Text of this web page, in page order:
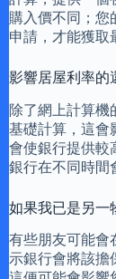
購入價不同；您
申請，才能獲取
影響居屋利率的
除了網上計算機
基礎計算，這會
會使銀行提供較
銀行在不同時間
如果我已是另一
有些朋友可能會
示銀行會將該擔